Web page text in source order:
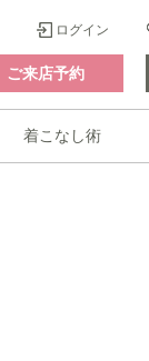
ログイン
ご来店予約
着こなし術